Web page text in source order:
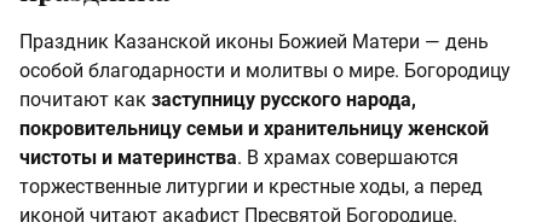
Праздник Казанской иконы Божией Матери — день
особой благодарности и молитвы о мире. Богородицу
почитают как заступницу русского народа,
покровительницу семьи и хранительницу женской
чистоты и материнства. В храмах совершаются
торжественные литургии и крестные ходы, а перед
иконой читают акафист Пресвятой Богородице.